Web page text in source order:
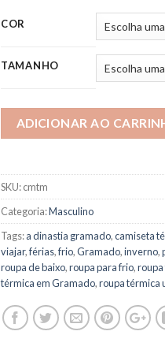
COR
TAMANHO
ADICIONAR AO
SKU:cmtm
Categoria:Masculino
Tags:a dinastia gramado,camiseta
viajar,férias,frio,Gramado,inverno,
roupa de baixo,roupa para frio,
térmica em Gramado,roupa térmica